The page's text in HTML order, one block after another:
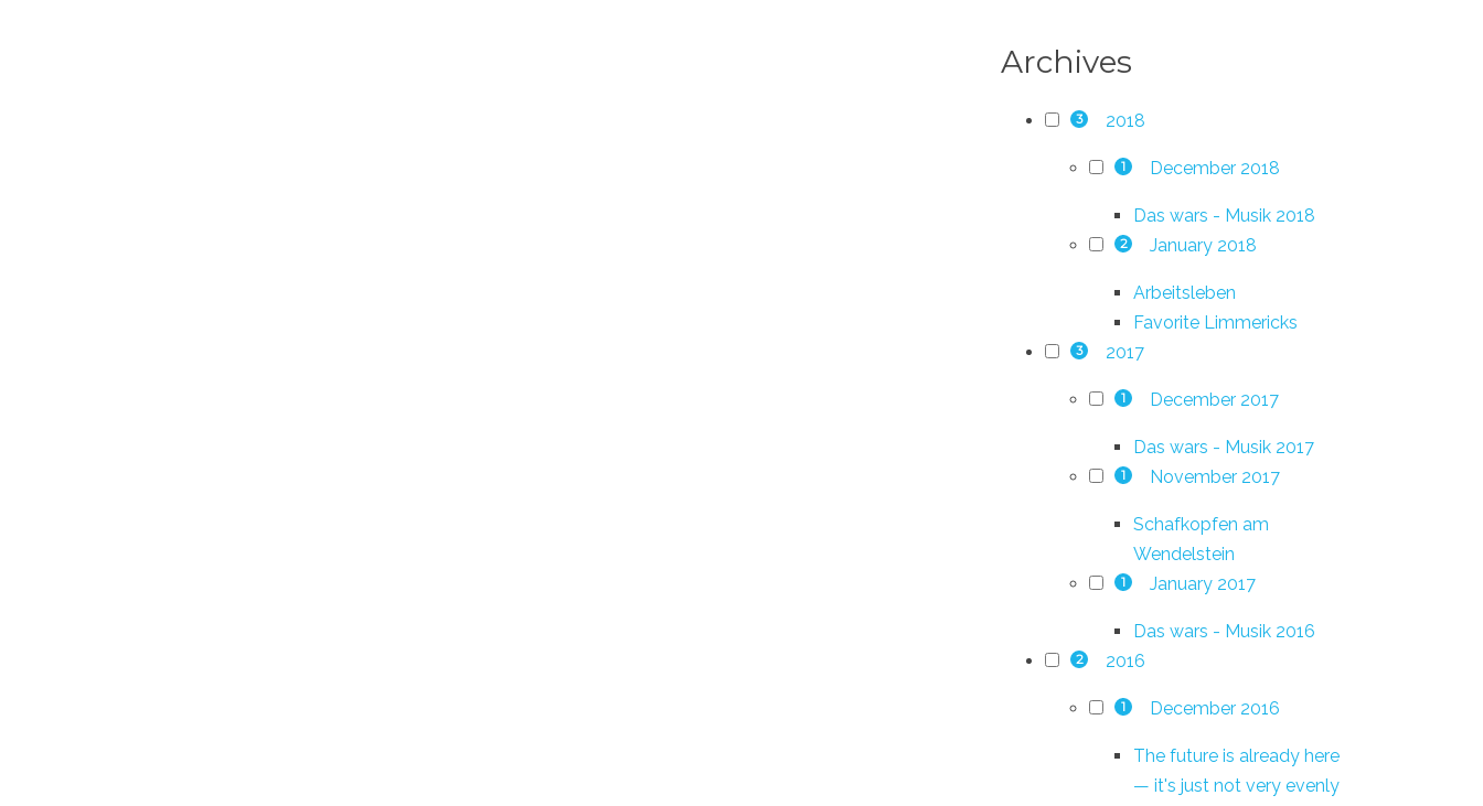
Archives
3 2018
1 December 2018
Das wars - Musik 2018
2 January 2018
Arbeitsleben
Favorite Limmericks
3 2017
1 December 2017
Das wars - Musik 2017
1 November 2017
Schafkopfen am
Wendelstein
1 January 2017
Das wars - Musik 2016
2 2016
1 December 2016
The future is already here
— it's just not very evenly